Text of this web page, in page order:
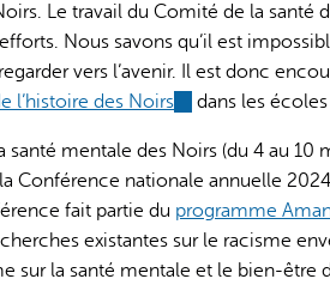
Le travail du Comité de la santé
Nous savons qu’il est
vers l’avenir. Il est donc
l’histoire des Noirs (link
external)
dans les
mentale des Noirs (du 4 au 10
Conférence nationale annuelle
fait partie du programme
existantes sur le racisme
sur la santé mentale et le bien-être